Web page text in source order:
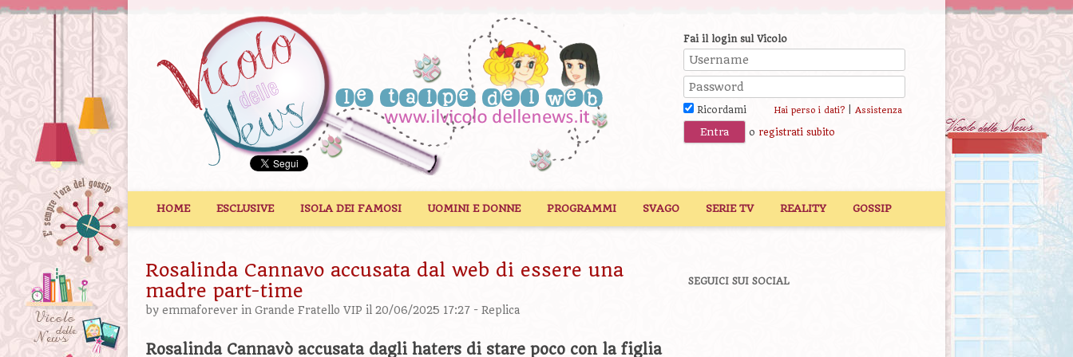
Fai il login sul Vicolo
Ricordami Hai perso i dati?| Assistenza
o registrati subito
HOME ESCLUSIVE ISOLA DEI FAMOSI UOMINI E DONNE PROGRAMMI SVAGO SERIE TV REALITY GOSSIP
Rosalinda Cannavo accusata dal web di essere una
madre part-time
by emmaforever in Grande Fratello VIP il 20/06/2025 17:27 - Replica
Rosalinda Cannavò accusata dagli haters di stare poco con la figlia
SEGUICI SUI SOCIAL